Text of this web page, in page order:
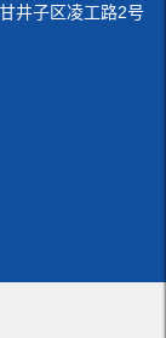
井子区凌工路2号